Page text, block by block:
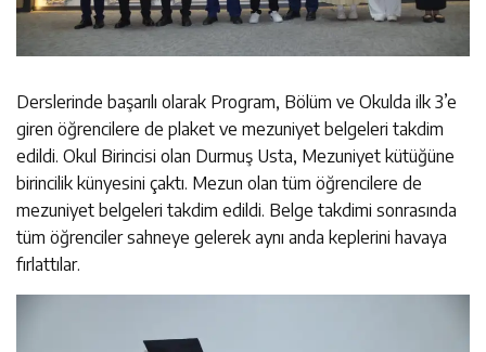
Derslerinde başarılı olarak Program, Bölüm ve Okulda ilk 3’e
giren öğrencilere de plaket ve mezuniyet belgeleri takdim
edildi. Okul Birincisi olan Durmuş Usta, Mezuniyet kütüğüne
birincilik künyesini çaktı. Mezun olan tüm öğrencilere de
mezuniyet belgeleri takdim edildi. Belge takdimi sonrasında
tüm öğrenciler sahneye gelerek aynı anda keplerini havaya
fırlattılar.